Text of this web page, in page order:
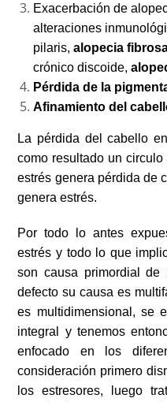
Exacerbación de
alteraciones
pilaris,alopecia
crónico discoide,
Pérdida de la
Afinamiento del
La pérdida del cabello
como resultado un
estrés genera pérdida de
genera estrés.
Por todo lo antes
estrés y todo lo que
son causa primordial
defecto su causa es
es multidimensional, se
integral y tenemos
enfocado en los
consideración primero
los estresores, luego